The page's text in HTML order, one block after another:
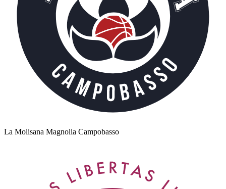
La Molisana Magnolia Campobasso